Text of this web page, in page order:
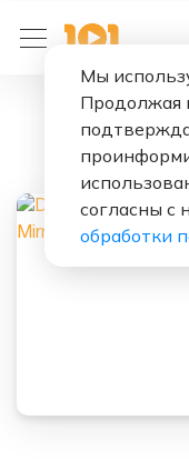
Мы
Продолжая
согласны с
обработки